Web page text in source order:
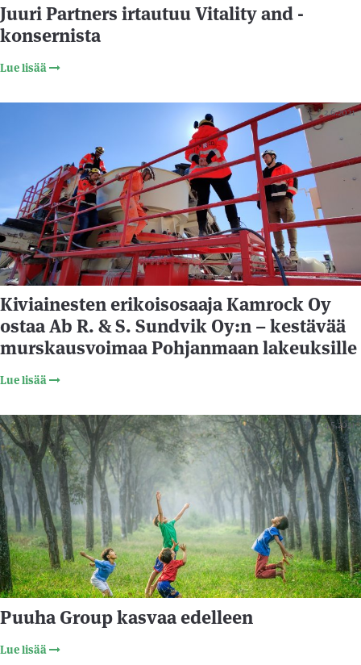
Juuri Partners irtautuu Vitality and -
konsernista
Lue lisää
2.6.2021
Kiviainesten erikoisosaaja Kamrock Oy
ostaa Ab R. & S. Sundvik Oy:n – kestävää
murskausvoimaa Pohjanmaan lakeuksille
Lue lisää
4.5.2021
Puuha Group kasvaa edelleen
Lue lisää